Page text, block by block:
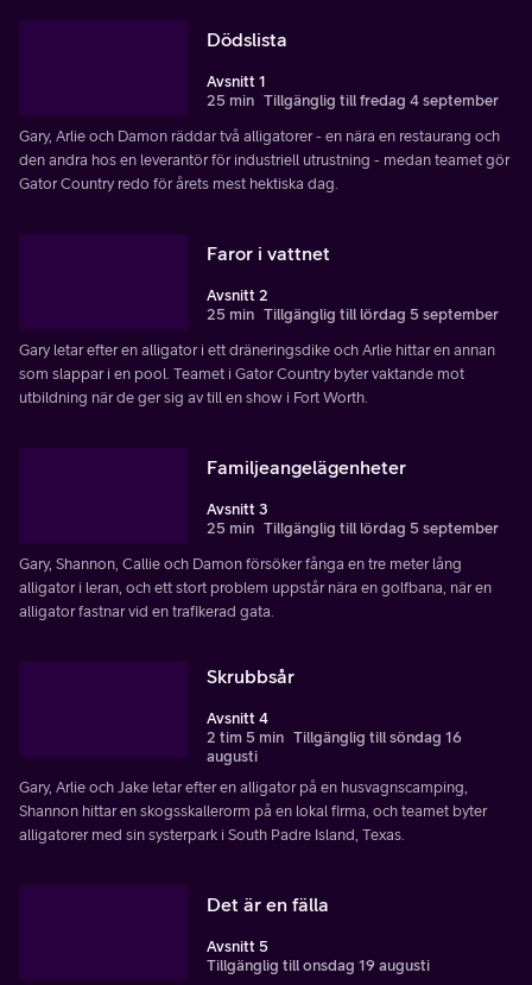
Dödslista
Avsnitt 1
25 min Tillgänglig till fredag 4 september
Gary, Arlie och Damon räddar två alligatorer - en nära en restaurang och
den andra hos en leverantör för industriell utrustning - medan teamet gör
Gator Country redo för årets mest hektiska dag.
Faror i vattnet
Avsnitt 2
25 min Tillgänglig till lördag 5 september
Gary letar efter en alligator i ett dräneringsdike och Arlie hittar en annan
som slappar i en pool. Teamet i Gator Country byter vaktande mot
utbildning när de ger sig av till en show i Fort Worth.
Familjeangelägenheter
Avsnitt 3
25 min Tillgänglig till lördag 5 september
Gary, Shannon, Callie och Damon försöker fånga en tre meter lång
alligator i leran, och ett stort problem uppstår nära en golfbana, när en
alligator fastnar vid en trafikerad gata.
Skrubbsår
Avsnitt 4
2 tim 5 min Tillgänglig till söndag 16
augusti
Gary, Arlie och Jake letar efter en alligator på en husvagnscamping,
Shannon hittar en skogsskallerorm på en lokal firma, och teamet byter
alligatorer med sin systerpark i South Padre Island, Texas.
Det är en fälla
Avsnitt 5
Tillgänglig till onsdag 19 augusti